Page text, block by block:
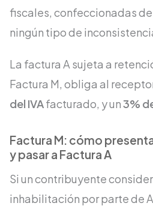
fiscales, confeccionadas
ningún tipo de
La factura A sujeta a
Factura M, obliga al
del IVAfacturado, y un3%
Factura M: cómo
y pasar a Factura A
Si un contribuyente
inhabilitación por parte de